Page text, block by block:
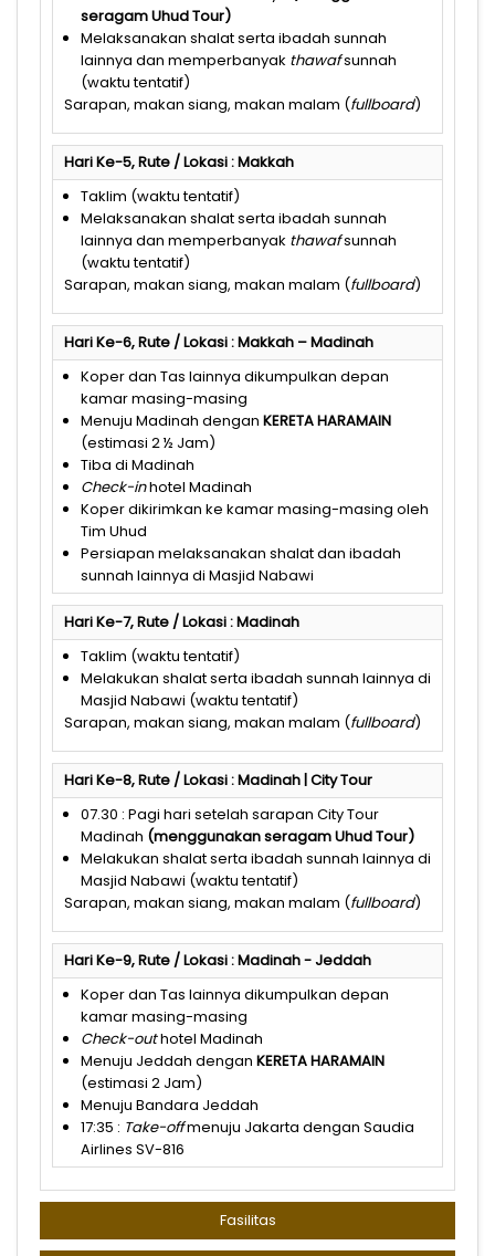
seragamUhudTour)
Melaksanakan shalat serta ibadah sunnah
lainnya dan memperbanyak thawafsunnah
(waktu tentatif)
Sarapan, makan siang, makan malam (fullboard)
Hari Ke-5, Rute / Lokasi : Makkah
Taklim (waktu tentatif)
Melaksanakan shalat serta ibadah sunnah
lainnya dan memperbanyak thawafsunnah
(waktu tentatif)
Sarapan, makan siang, makan malam (fullboard)
Hari Ke-6, Rute / Lokasi : Makkah – Madinah
Koper dan Tas lainnya dikumpulkan depan
kamar masing-masing
Menuju Madinah dengan KERETA HARAMAIN
(estimasi 2 ½ Jam)
Tiba di Madinah
Check-inhotel Madinah
Koper dikirimkan ke kamar masing-masing oleh
Tim Uhud
Persiapan melaksanakan shalat dan ibadah
sunnah lainnya di Masjid Nabawi
Hari Ke-7, Rute / Lokasi : Madinah
Taklim (waktu tentatif)
Melakukan shalat serta ibadah sunnah lainnya di
Masjid Nabawi (waktu tentatif)
Sarapan, makan siang, makan malam (fullboard)
Hari Ke-8, Rute / Lokasi : Madinah | City Tour
07.30 : Pagi hari setelah sarapan City Tour
Madinah (menggunakanseragamUhudTour)
Melakukan shalat serta ibadah sunnah lainnya di
Masjid Nabawi (waktu tentatif)
Sarapan, makan siang, makan malam (fullboard)
Hari Ke-9, Rute / Lokasi : Madinah - Jeddah
Koper dan Tas lainnya dikumpulkan depan
kamar masing-masing
Check-outhotel Madinah
Menuju Jeddah dengan KERETA HARAMAIN
(estimasi 2 Jam)
Menuju Bandara Jeddah
17:35 : Take-offmenuju Jakarta dengan Saudia
Airlines SV-816
Fasilitas